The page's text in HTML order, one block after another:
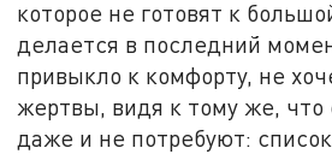
которое не готовят к
делается в последний
привыкло к комфорту, не
жертвы, видя к тому же, что
даже и не потребуют: